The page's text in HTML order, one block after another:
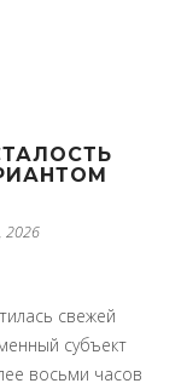
2026
свежей
субъект
восьми часов